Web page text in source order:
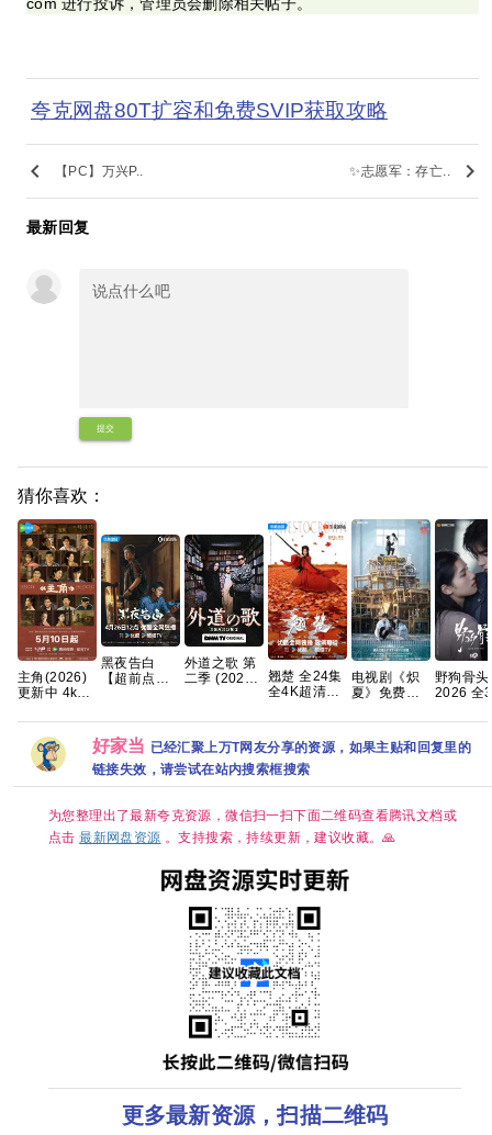
com 进行投诉，管理员会删除相关帖子。
夸克网盘80T扩容和免费SVIP获取攻略
keyboard_arrow_left 【PC】万兴P.. ✨志愿军：存亡.. keyboard_arrow_right
最新回复
提交
猜你喜欢：
主角(2026)
更新中 4k高
[网盘资源]
[1GB集]
黑夜告白
【超前点播
越生死🌪 夸
克
外道之歌 第
二季 (2026)
又名: 外道の
歌 2 夸克
翘楚 全24集
全4K超清
字】【SDR
DDP5.1】
【完结】网
盘资源观看
电视剧《炽
夏》免费高
度网盘资源
分享
野狗骨头
2026 全
1080P
资源分享
好家当 已经汇聚上万T网友分享的资源，如果主贴和回复里的
链接失效，请尝试在站内搜索框搜索
为您整理出了最新夸克资源，微信扫一扫下面二维码查看腾讯文档或
点击最新网盘资源 。支持搜索，持续更新，建议收藏。🙏
更多最新资源，扫描二维码